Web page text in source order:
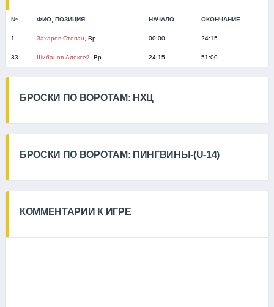
№ ФИО, ПОЗИЦИЯ НАЧАЛО ОКОНЧАНИЕ
1 Захаров Степан , Вр. 00:00 24:15
33 Шибанов Алексей , Вр. 24:15 51:00
БРОСКИ ПО ВОРОТАМ: НХЦ
БРОСКИ ПО ВОРОТАМ: ПИНГВИНЫ-(U-14)
КОММЕНТАРИИ К ИГРЕ